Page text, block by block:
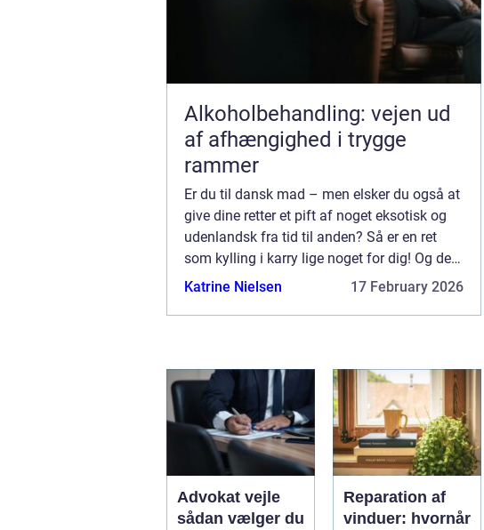
Alkoholbehandling: vejen ud
af afhængighed i trygge
rammer
Er du til dansk mad – men elsker du også at
give dine retter et pift af noget eksotisk og
udenlandsk fra tid til anden? Så er en ret
som kylling i karry lige noget for dig! Og det
rigtigt fine ved kylling i karry er, at det er en
Katrine Nielsen 17 February 2026
Advokat vejle
sådan vælger du
Reparation af
vinduer: hvornår